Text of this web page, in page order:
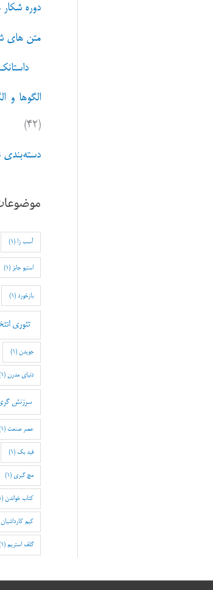
دوره شکار
متن های
الگوها و
(۴۲)
دسته‌بندی
آسب زا (1)
استیو جابز (1)
بازخورد (1)
تئوری
جویدن (1)
دنیای مدرن (1)
سرزنش
عصر صنعت (1)
فید بک (1)
مچ گیری (1)
کتاب خواندن (1)
کیم کارداشیان
گلف استریم (1)